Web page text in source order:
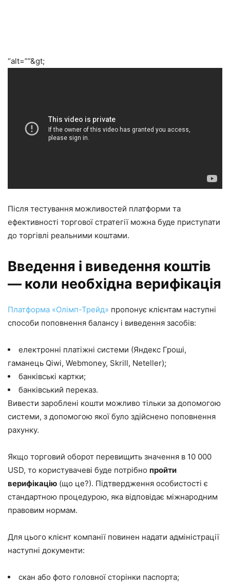
“alt=””&gt;
Після тестування можливостей платформи та
ефективності торгової стратегії можна буде приступати
до торгівлі реальними коштами.
Введення і виведення коштів
— коли необхідна верифікація
Платформа «Олімп-Трейд» пропонує клієнтам наступні
способи поповнення балансу і виведення засобів:
електронні платіжні системи (Яндекс Гроші,
гаманець Qiwi, Webmoney, Skrill, Neteller);
банківські картки;
банківський переказ.
Вивести зароблені кошти можливо тільки за допомогою
системи, з допомогою якої було здійснено поповнення
рахунку.
Якщо торговий оборот перевищить значення в 10 000
USD, то користувачеві буде потрібно пройти
верифікацію (що це?). Підтвердження особистості є
стандартною процедурою, яка відповідає міжнародним
правовим нормам.
Для цього клієнт компанії повинен надати адміністрації
наступні документи:
скан або фото головної сторінки паспорта;